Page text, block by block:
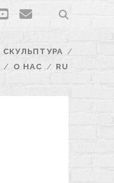
youtubeemail
СКУЛЬПТУРА
О НАС RU